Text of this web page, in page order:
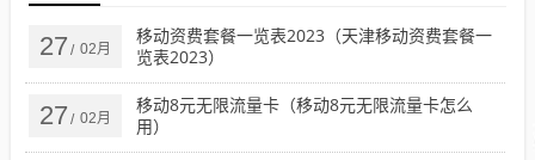
27 / 02月
移动资费套餐一览表2023（天津移动资费套餐一
览表2023）
27 / 02月
移动8元无限流量卡（移动8元无限流量卡怎么
用）